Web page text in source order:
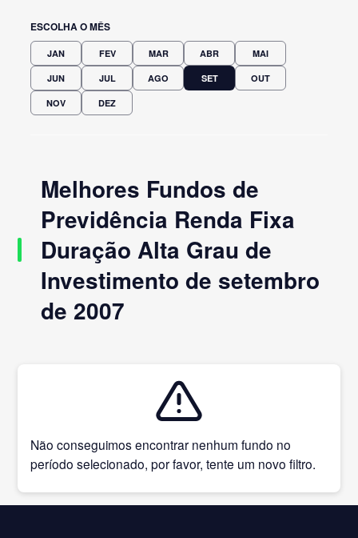
ESCOLHA O MÊS
JAN FEV MAR ABR MAI
JUN JUL AGO SET OUT
NOV DEZ
Melhores Fundos de
Previdência Renda Fixa
Duração Alta Grau de
Investimento de setembro
de 2007
Não conseguimos encontrar nenhum fundo no
período selecionado, por favor, tente um novo filtro.